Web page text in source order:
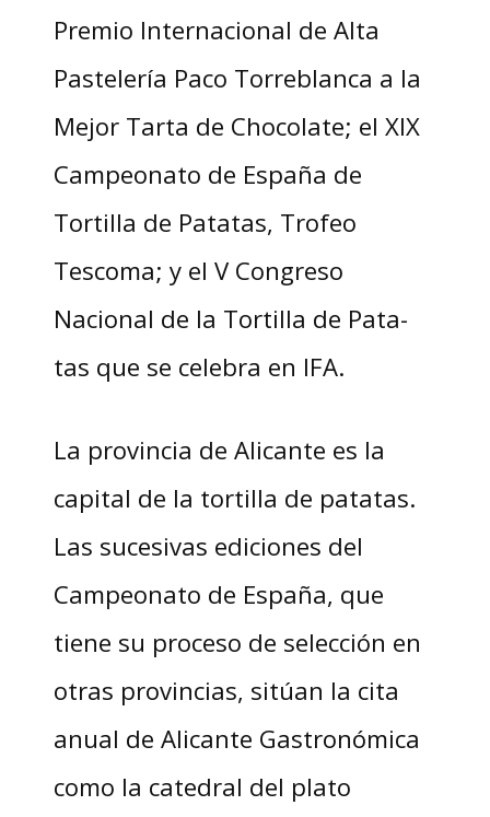
Premio Internacional de Alta
Pastelería Paco Torreblanca a la
Mejor Tarta de Chocolate; el XIX
Campeonato de España de
Tortilla de Patatas, Trofeo
Tescoma; y el V Congreso
Nacional de la Tortilla de Pata-
tas que se celebra en IFA.
La provincia de Alicante es la
capital de la tortilla de patatas.
Las sucesivas ediciones del
Campeonato de España, que
tiene su proceso de selección en
otras provincias, sitúan la cita
anual de Alicante Gastronómica
como la catedral del plato